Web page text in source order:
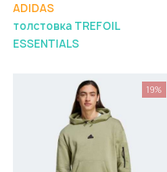
ADIDAS
толстовка TREFOIL
ESSENTIALS
19%